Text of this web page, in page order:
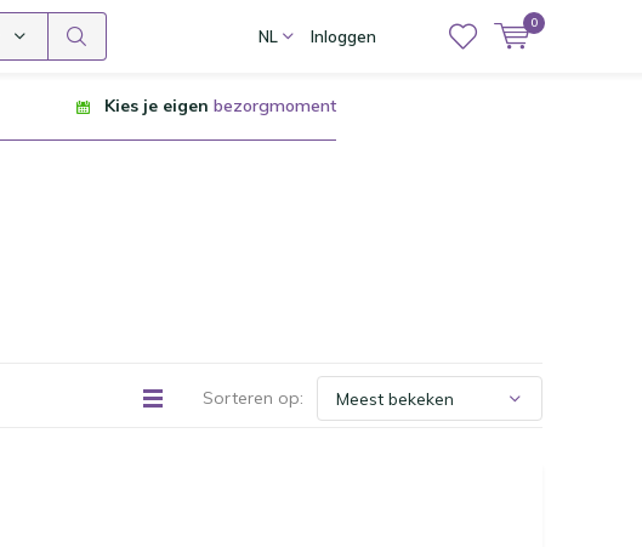
NL Inloggen
0
Kies je eigen bezorgmoment
Sorteren op: